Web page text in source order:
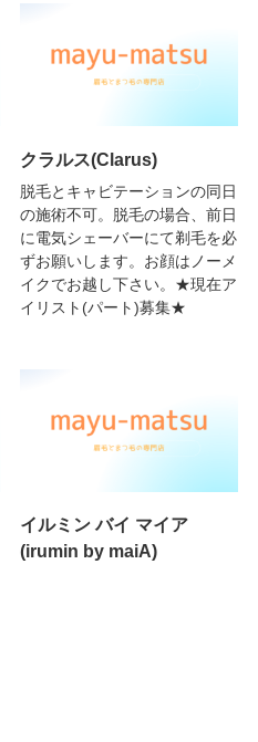
クラルス(Clarus)
脱毛とキャビテーションの同日
の施術不可。脱毛の場合、前日
に電気シェーバーにて剃毛を必
ずお願いします。お顔はノーメ
イクでお越し下さい。★現在ア
イリスト(パート)募集★
イルミン バイ マイア
(irumin by maiA)